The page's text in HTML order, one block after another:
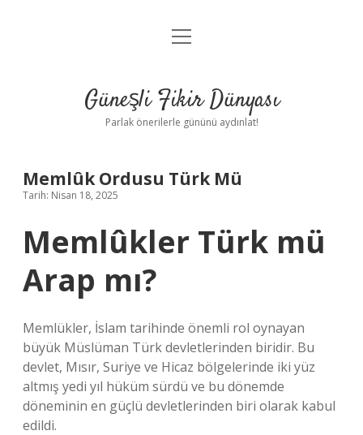
Anasayfa
Yasal Uyarı
menüyü
Güneşli Fikir Dünyası
Parlak önerilerle gününü aydınlat!
Memlûk Ordusu Türk Mü
Tarih: Nisan 18, 2025
Memlûkler Türk mü
Arap mı?
Memlükler, İslam tarihinde önemli rol oynayan
büyük Müslüman Türk devletlerinden biridir. Bu
devlet, Mısır, Suriye ve Hicaz bölgelerinde iki yüz
altmış yedi yıl hüküm sürdü ve bu dönemde
döneminin en güçlü devletlerinden biri olarak kabul
edildi.